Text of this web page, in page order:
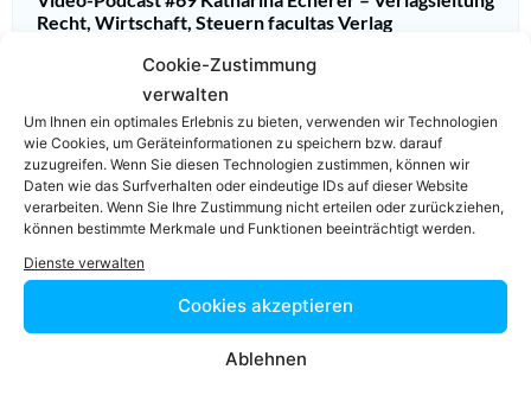
Cookie-Zustimmung
verwalten
Um Ihnen ein optimales Erlebnis zu bieten, verwenden wir Technologien
wie Cookies, um Geräteinformationen zu speichern bzw. darauf
zuzugreifen. Wenn Sie diesen Technologien zustimmen, können wir
Daten wie das Surfverhalten oder eindeutige IDs auf dieser Website
verarbeiten. Wenn Sie Ihre Zustimmung nicht erteilen oder zurückziehen,
können bestimmte Merkmale und Funktionen beeinträchtigt werden.
Dienste verwalten
Cookies akzeptieren
Ablehnen
Recht, Wirtschaft, Steuern facultas Verlag
Einfach in 3
Schritten einen
Anwalt finden,